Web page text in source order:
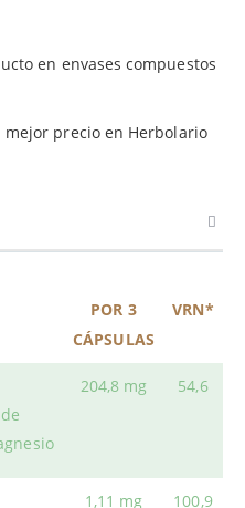
en envases compuestos
precio en Herbolario
POR 3
CÁPSULAS
VRN*
204,8 mg 54,6
1,11 mg 100,9